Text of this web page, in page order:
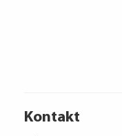
Volkswagen
Kontakt